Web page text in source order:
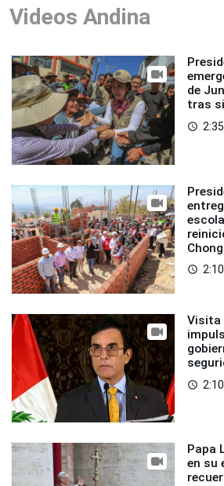
Videos Andina
de
tras
access_time 2:35
access_time 2:10
Visita
access_time 2:10
Papa
en su